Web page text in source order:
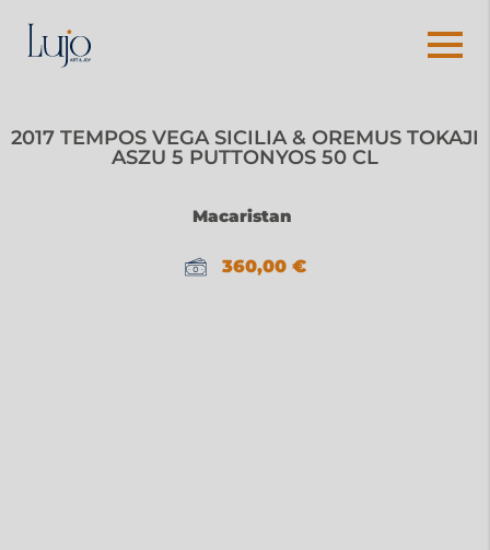
2017 TEMPOS VEGA SICILIA & OREMUS TOKAJI
ASZU 5 PUTTONYOS 50 CL
Macaristan
360,00 €